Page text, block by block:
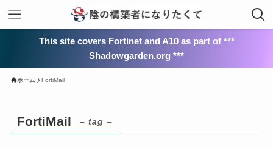
This site covers Fortinet and A10 as part of ***
Shadowgarden.org ***
ホーム FortiMail
FortiMail – tag –